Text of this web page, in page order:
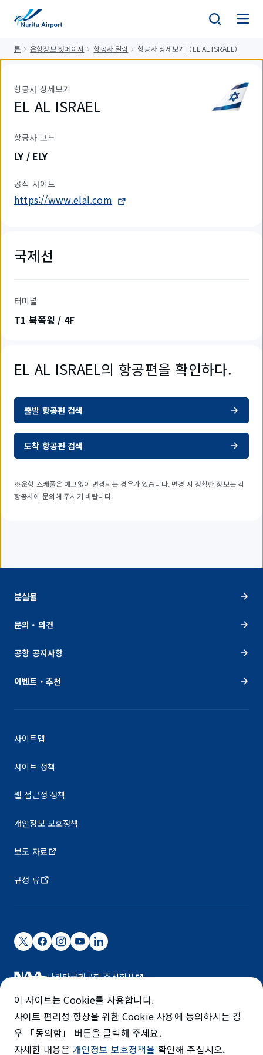
톱 운항정보 첫페이지 항공사 일람 항공사 상세보기（EL AL ISRAEL）
항공사 상세보기
EL AL ISRAEL
항공사 코드
LY / ELY
공식 사이트
https://www.elal.com
국제선
터미널
T1 북쪽윙 / 4F
EL AL ISRAEL의 항공편을 확인하다.
출발 항공편 검색
도착 항공편 검색
※운항 스케줄은 예고없이 변경되는 경우가 있습니다. 변경 시 정확한 정보는 각
항공사에 문의해 주시기 바랍니다.
분실물
문의・의견
공항 공지사항
이벤트・추천
사이트맵
사이트 정책
웹 접근성 정책
개인정보 보호정책
보도 자료
규정 류
나리타국제공항 주식회사
나리타 국제공항은 NAA가 운영하고 있습니다.
©NARITA INTERNATIONAL AIRPORT CORPORATION
SKYTRAX
5-STAR AIRPORT
이 사이트는 Cookie를 사용합니다.
사이트 편리성 향상을 위한 Cookie 사용에 동의하시는 경
우 「동의함」 버튼을 클릭해 주세요.
자세한 내용은 개인정보 보호정책을 확인해 주십시오.